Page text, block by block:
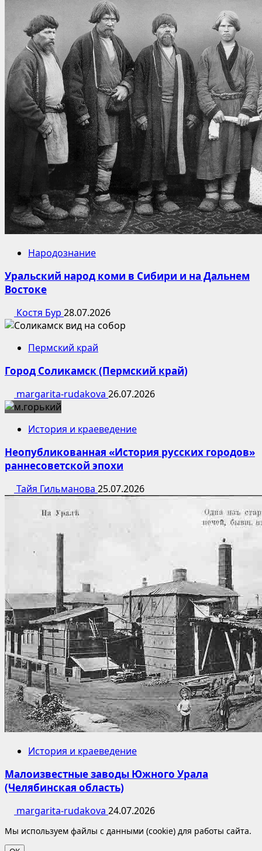
Народознание
Уральский народ коми в Сибири и на Дальнем
Востоке
Костя Бур 28.07.2026
Пермский край
Город Соликамск (Пермский край)
margarita-rudakova 26.07.2026
История и краеведение
Неопубликованная «История русских городов»
раннесоветской эпохи
Тайя Гильманова 25.07.2026
История и краеведение
Малоизвестные заводы Южного Урала
(Челябинская область)
margarita-rudakova 24.07.2026
Мы используем файлы с данными (cookie) для работы сайта.